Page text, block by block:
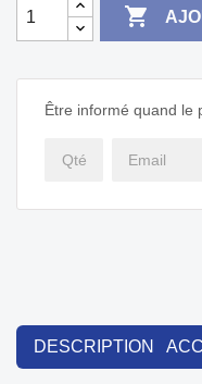

Être informé quand le
DESCRIPTION